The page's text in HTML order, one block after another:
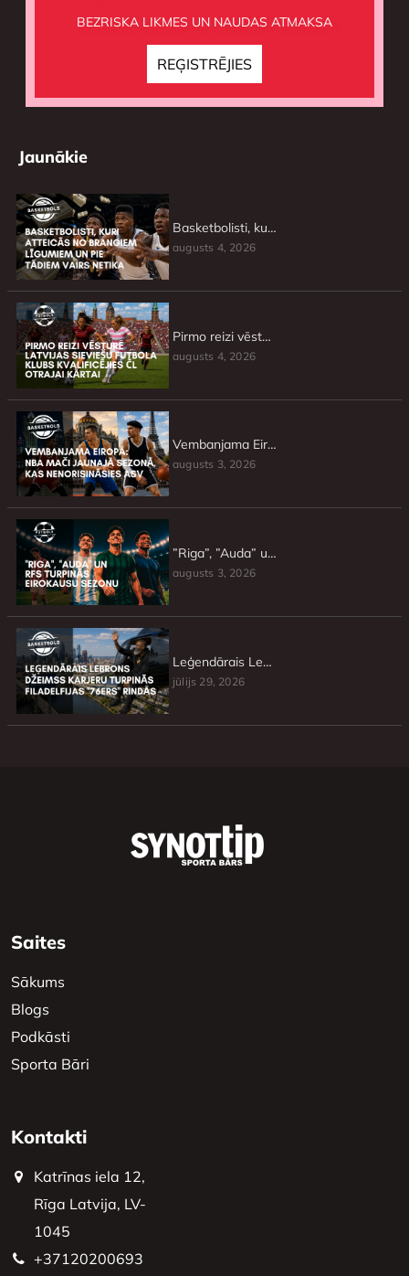
BEZRISKA LIKMES UN NAUDAS ATMAKSA
Jaunākie
Basketbolisti, kuri atteicās no brangiem līgumiem un pie tādiem vairs netika
augusts 4, 2026
Pirmo reizi vēsturē Latvijas sieviešu futbola klubs kvalificējies ČL otrajai kārtai
augusts 4, 2026
Vembanjama Eiropā: NBA mači jaunajā sezonā, kas nenorisināsies ASV
augusts 3, 2026
”Riga”, ”Auda” un RFS turpinās Eirokausu sezonu
augusts 3, 2026
Leģendārais Lebrons Džeimss karjeru turpinās Filadelfijas ”76ers” rindās
jūlijs 29, 2026
Saites
Sākums
Blogs
Podkāsti
Sporta Bāri
Kontakti
Katrīnas iela 12,
Rīga Latvija, LV-
1045
+37120200693